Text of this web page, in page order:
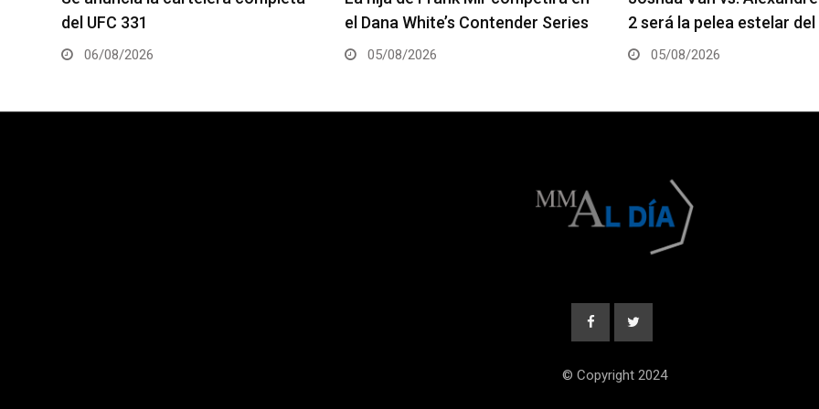
el Dana White’s Contender Series
05/08/2026
2 será la pelea estelar del UFC 331
05/08/2026
coestelar del UFC 331
05/08/2026
© Copyright 2024